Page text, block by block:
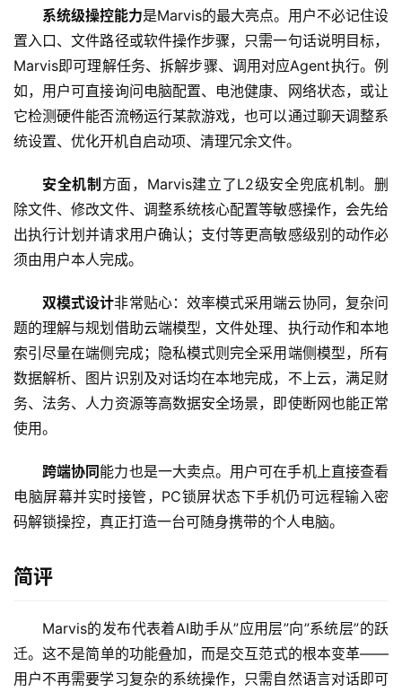
I
日
报
开
源
项
目
业
/
系统级操控能力是Marvis的最大亮点。用户不必记住设
置入口、文件路径或软件操作步骤，只需一句话说明目标，
Marvis即可理解任务、拆解步骤、调用对应Agent执行。例
如，用户可直接询问电脑配置、电池健康、网络状态，或让
它检测硬件能否流畅运行某款游戏，也可以通过聊天调整系
统设置、优化开机自启动项、清理冗余文件。
安全机制 方面，Marvis建立了L2级安全兜底机制。删
除文件、修改文件、调整系统核心配置等敏感操作，会先给
出执行计划并请求用户确认；支付等更高敏感级别的动作必
须由用户本人完成。
双模式设计非常贴心：效率模式采用端云协同，复杂问
题的理解与规划借助云端模型，文件处理、执行动作和本地
索引尽量在端侧完成；隐私模式则完全采用端侧模型，所有
数据解析、图片识别及对话均在本地完成，不上云，满足财
务、法务、人力资源等高数据安全场景，即使断网也能正常
使用。
跨端协同 能力也是一大卖点。用户可在手机上直接查看
电脑屏幕并实时接管，PC锁屏状态下手机仍可远程输入密
码解锁操控，真正打造一台可随身携带的个人电脑。
简评
Marvis的发布代表着AI助手从”应用层”向”系统层”的跃
迁。这不是简单的功能叠加，而是交互范式的根本变革——
用户不再需要学习复杂的系统操作，只需自然语言对话即可